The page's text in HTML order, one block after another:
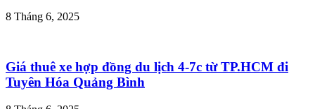
8 Tháng 6, 2025
Giá thuê xe hợp đồng du lịch 4-7c từ TP.HCM đi
Tuyên Hóa Quảng Bình